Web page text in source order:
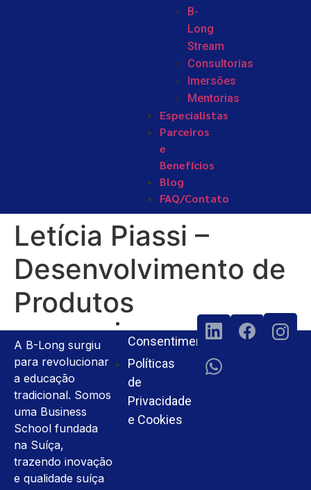
B-
Long
Stream
Consultorias
Imersões
Mentorias
Especialistas
Parceiros
e
Benefícios
Blog
FAQ/Contato
Letícia Piassi –
Desenvolvimento de
Produtos
A B-Long surgiu
para revolucionar
a educação
tradicional. Somos
uma Business
School fundada
na Suíça,
trazendo inovação
e qualidade suíça
Consentimento
Políticas
de
Privacidade
e Cookies